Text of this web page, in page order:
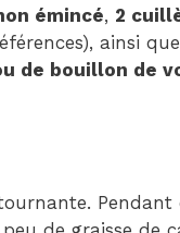
émincé, 2
ainsi
de bouillon de